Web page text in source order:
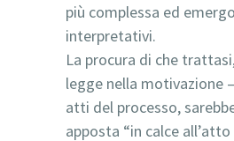
più complessa ed
interpretativi.
La procura di che
legge nella motivazione
atti del processo,
apposta “in calce